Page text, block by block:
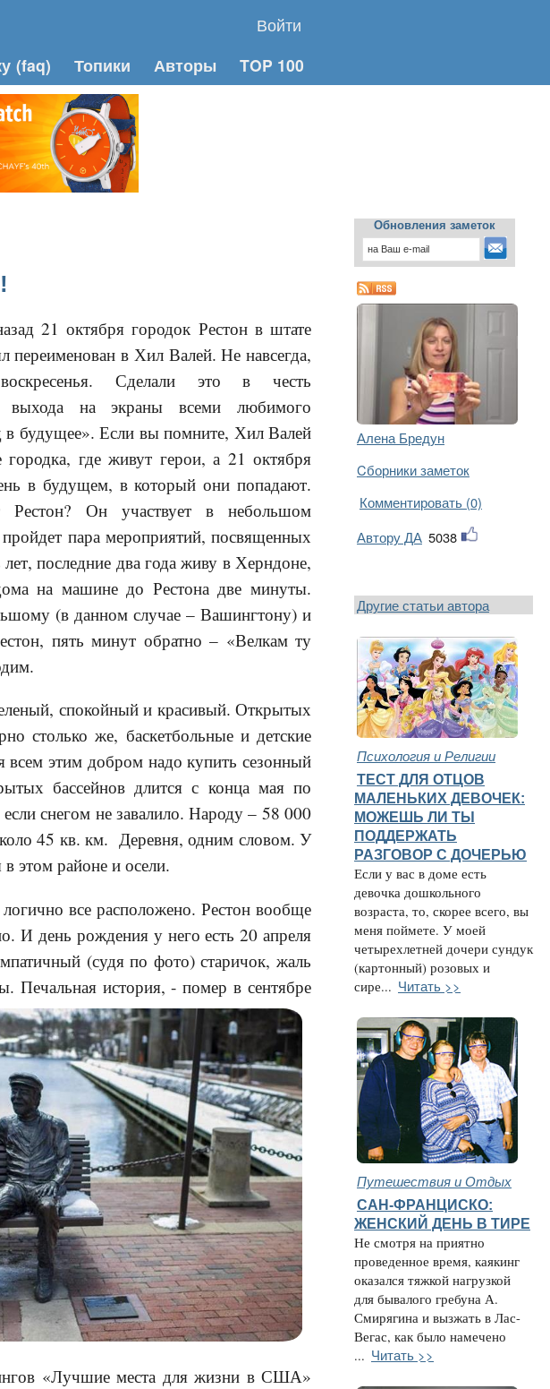
Войти
(faq) Топики Авторы TOP 100
21 октября городок Рестон в штате
в Хил Валей. Не навсегда,
Сделали это в честь
выхода на экраны всеми любимого
в будущее». Если вы помните, Хил Валей
городка, где живут герои, а 21 октября
в будущем, в который они попадают.
Он участвует в небольшом
пара мероприятий, посвященных
последние два года живу в Херндоне,
на машине до Рестона две минуты.
(в данном случае – Вашингтону) и
пять минут обратно – «Велкам ту
спокойный и красивый. Открытых
столько же, баскетбольные и детские
всем этим добром надо купить сезонный
бассейнов длится с конца мая по
снегом не завалило. Народу – 58 000
45 кв. км. Деревня, одним словом. У
этом районе и осели.
все расположено. Рестон вообще
И день рождения у него есть 20 апреля
(судя по фото) старичок, жаль
Печальная история, - помер в сентябре
«Лучшие места для жизни в США»
Обновления заметок
Алена Бредун
Cборники заметок
Комментировать (0)
Автору ДА 5038
Другие статьи автора
Психология и Религии
ТЕСТ ДЛЯ ОТЦОВ
МАЛЕНЬКИХ ДЕВОЧЕК:
МОЖЕШЬ ЛИ ТЫ
ПОДДЕРЖАТЬ
РАЗГОВОР С ДОЧЕРЬЮ
Если у вас в доме есть
девочка дошкольного
возраста, то, скорее всего, вы
меня поймете. У моей
четырехлетней дочери сундук
(картонный) розовых и
сире... Читать >>
Путешествия и Отдых
САН-ФРАНЦИСКО:
ЖЕНСКИЙ ДЕНЬ В ТИРЕ
Не смотря на приятно
проведенное время, каякинг
оказался тяжкой нагрузкой
для бывалого гребуна А.
Смирягина и вызжать в Лас-
Вегас, как было намечено
... Читать >>